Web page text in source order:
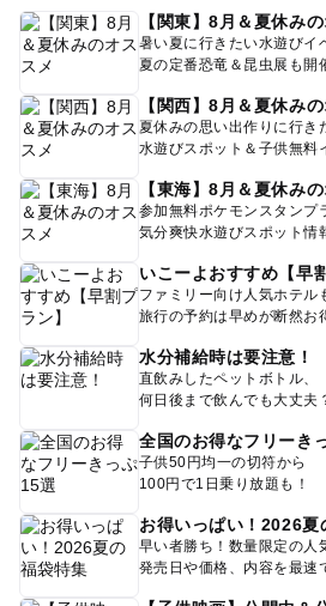
【関東】8月＆夏休み
暑い夏に行きたい水遊びイ
夏の定番恐竜＆昆虫展も開
【関西】8月＆夏休み
夏休みの思い出作りに行き
水遊びスポット＆子供無料
【東海】8月＆夏休み
参加無料ポケモンスタンプ
気分爽快水遊びスポット情
いこーよおすすめ【早
ファミリー向け人気ホテル
旅行の予約は早めが断然お
水分補給時は要注意！
直飲みしたペットボトル、
何日後まで飲んでも大丈夫
全国のお得なフリーき
子供50円均一の切符から
100円で1日乗り放題も！
お得いっぱい！2026夏
早い者勝ち！数量限定の人
発売日や価格、内容を最速